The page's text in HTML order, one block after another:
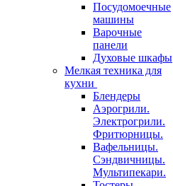
Посудомоечные
машины
Варочные
панели
Духовые шкафы
Мелкая техника для
кухни
Блендеры
Аэрогрили.
Электрогрили.
Фритюрницы.
Вафельницы.
Сэндвичницы.
Мультипекари.